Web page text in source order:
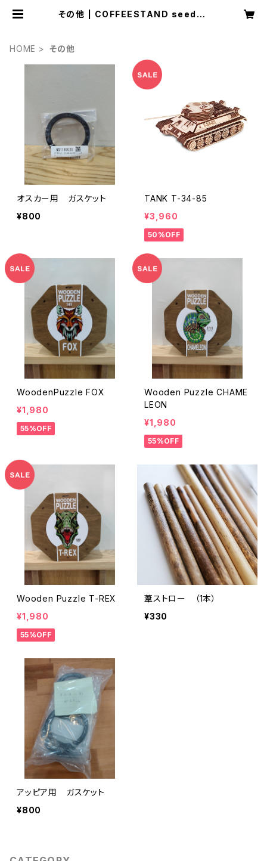
その他 | COFFEESTAND seedvil
HOME その他
オスカー用 ガスケット
¥800
TANK T-34-85
¥3,960
50%OFF
WoodenPuzzle FOX
¥1,980
55%OFF
Wooden Puzzle CHAME
LEON
¥1,980
55%OFF
Wooden Puzzle T-REX
¥1,980
55%OFF
葦ストロー （1本）
¥330
アッピア用 ガスケット
¥800